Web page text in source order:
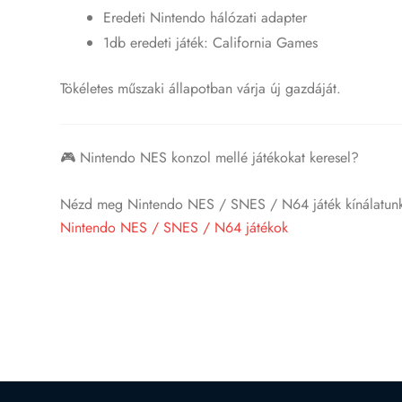
Eredeti Nintendo hálózati adapter
1db eredeti játék: California Games
Tökéletes műszaki állapotban várja új gazdáját.
🎮 Nintendo NES konzol mellé játékokat keresel?
Nézd meg Nintendo NES / SNES / N64 játék
Nintendo NES / SNES / N64 játékok